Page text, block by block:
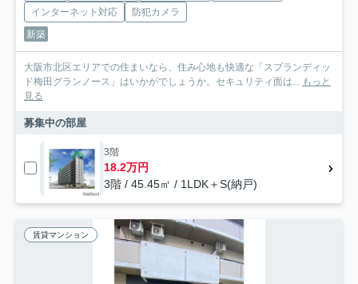
インターネット対応
防犯カメラ
新築
大阪市北区エリアでの住まいなら、住み心地も快適な「スプランディッ
ド梅田グランノース」はいかがでしょうか。セキュリティ面は...
もっと
見る
募集中の部屋
3階
18.2万円
3階 / 45.45㎡ / 1LDK＋S(納戸)
賃貸マンション